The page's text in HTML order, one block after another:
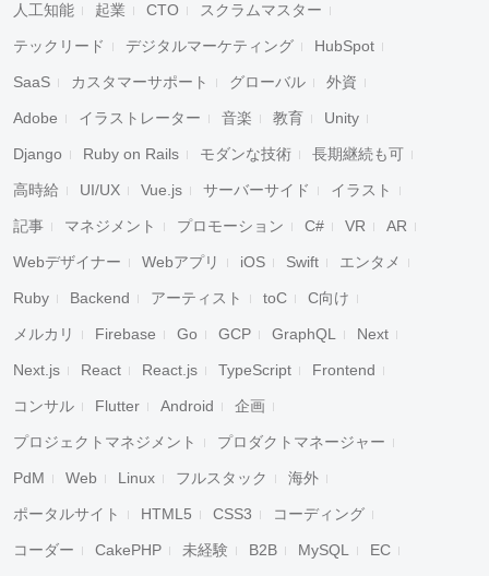
人工知能 起業 CTO スクラムマスター
テックリード デジタルマーケティング HubSpot
SaaS カスタマーサポート グローバル 外資
Adobe イラストレーター 音楽 教育 Unity
Django Ruby on Rails モダンな技術 長期継続も可
高時給 UI/UX Vue.js サーバーサイド イラスト
記事 マネジメント プロモーション C# VR AR
Webデザイナー Webアプリ iOS Swift エンタメ
Ruby Backend アーティスト toC C向け
メルカリ Firebase Go GCP GraphQL Next
Next.js React React.js TypeScript Frontend
コンサル Flutter Android 企画
プロジェクトマネジメント プロダクトマネージャー
PdM Web Linux フルスタック 海外
ポータルサイト HTML5 CSS3 コーディング
コーダー CakePHP 未経験 B2B MySQL EC